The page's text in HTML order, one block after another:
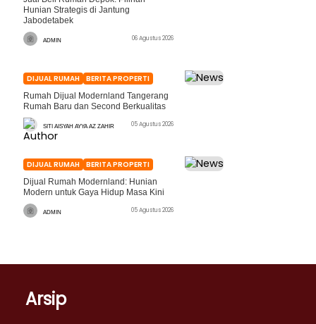
Hunian Strategis di Jantung
Jabodetabek
ADMIN 06 Agustus 2026
DIJUAL RUMAH BERITA PROPERTI
Rumah Dijual Modernland Tangerang
Rumah Baru dan Second Berkualitas
SITI AISYAH AYYA AZ ZAHIR 05 Agustus 2026
DIJUAL RUMAH BERITA PROPERTI
Dijual Rumah Modernland: Hunian
Modern untuk Gaya Hidup Masa Kini
ADMIN 05 Agustus 2026
Arsip